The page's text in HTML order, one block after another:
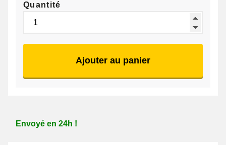
Quantité
Ajouter au panier
Envoyé en 24h !